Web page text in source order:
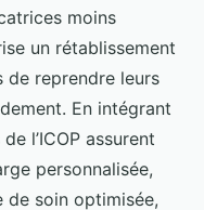
moins
un rétablissement
de reprendre leurs
En intégrant
l’ICOP assurent
personnalisée,
de soin optimisée,